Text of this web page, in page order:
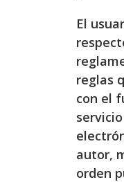
El
reglas
con el
autor,
orden